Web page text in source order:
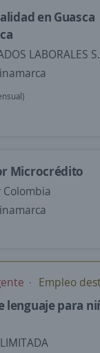
en Guasca
LABORALES
Microcrédito
Empleo
lenguaje para